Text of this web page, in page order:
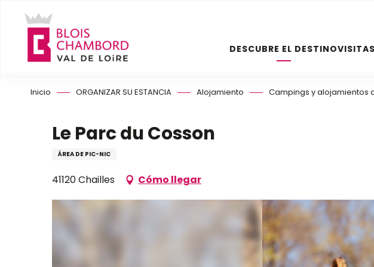
contenu
principal
DESCUBRE EL DESTINO
Inicio ORGANIZAR SU ESTANCIA Alojamiento Campings y alojamientos
Le Parc du Cosson
ÁREA DE PIC-NIC
41120 Chailles Cómo llegar